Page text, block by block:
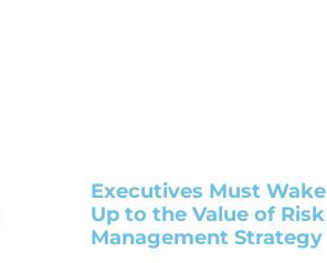
Executives Must Wake
Up to the Value of Risk
Management Strategy